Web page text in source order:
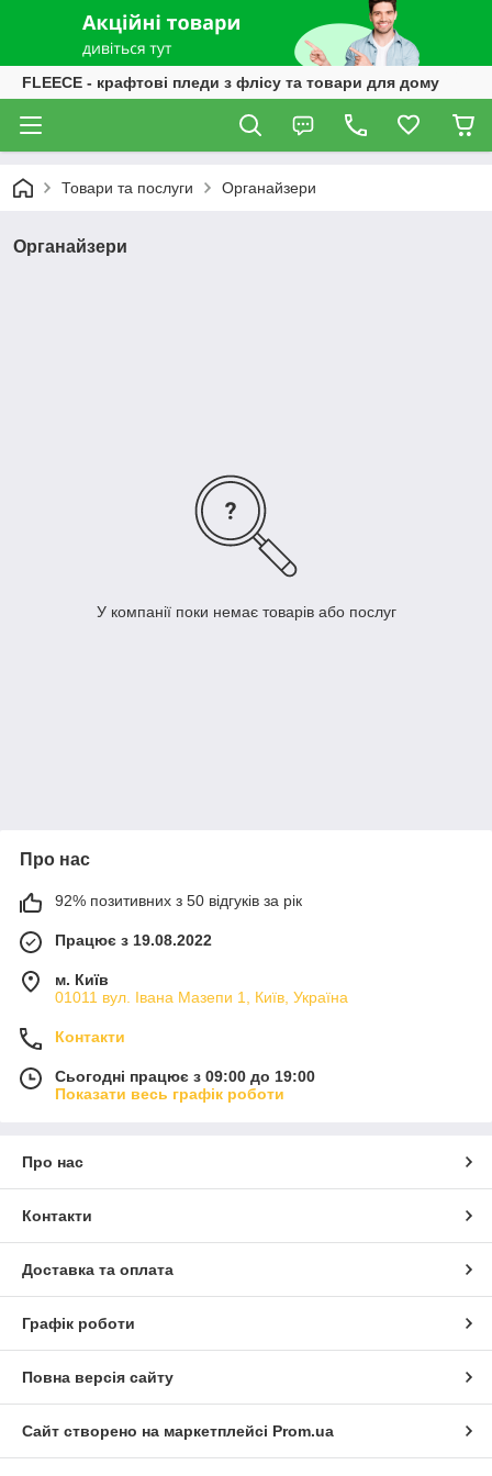
FLEECE - крафтові пледи з флісу та товари для дому
Товари та послуги Органайзери
Органайзери
У компанії поки немає товарів або послуг
Про нас
92% позитивних з 50 відгуків за рік
Працює з 19.08.2022
м. Київ
01011 вул. Івана Мазепи 1, Київ, Україна
Контакти
Сьогодні працює з 09:00 до 19:00
Показати весь графік роботи
Про нас
Контакти
Доставка та оплата
Графік роботи
Повна версія сайту
Сайт створено на маркетплейсі Prom.ua